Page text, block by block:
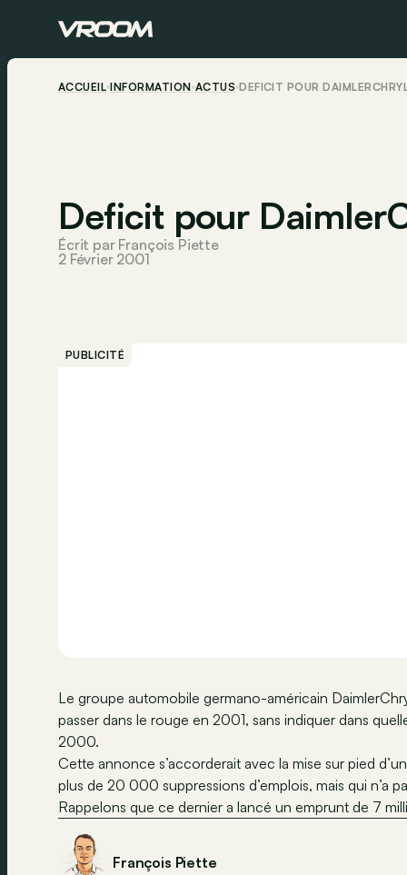
ACCUEIL INFORMATION ACTUS DEFICIT POUR
Deficit pour
Écrit par François Piette
2 Février 2001
PUBLICITÉ
Le groupe automobile germano-américain
passer dans le rouge en 2001, sans indiquer dans
2000.
Cette annonce s’accorderait avec la mise sur pied
plus de 20 000 suppressions d’emplois, mais qui n’a
Rappelons que ce dernier a lancé un emprunt de 7
François Piette